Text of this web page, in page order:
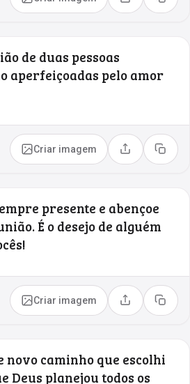
Compartilhar
Copiar
de duas pessoas
aperfeiçoadas pelo amor
Criar imagem Compartilhar
Copiar
presente e abençoe
É o desejo de alguém
Criar imagem Compartilhar
Copiar
novo caminho que escolhi
Deus planejou todos os